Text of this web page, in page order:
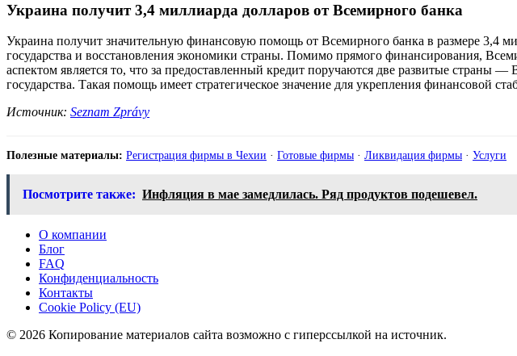
Украина получит 3,4 миллиарда долларов от Всемирного банка
Украина получит значительную финансовую помощь от Всемирного банка в размере 3,4
государства и восстановления экономики страны. Помимо прямого финансирования,
аспектом является то, что за предоставленный кредит поручаются две развитые страны
государства. Такая помощь имеет стратегическое значение для укрепления финансовой
Источник: Seznam Zprávy
Полезные материалы: Регистрация фирмы в Чехии · Готовые фирмы · Ликвидация фирмы · Услуги
Посмотрите также: Инфляция в мае замедлилась. Ряд продуктов подешевел.
О компании
Блог
FAQ
Конфиденциальность
Контакты
Cookie Policy (EU)
© 2026 Копирование материалов сайта возможно с гиперссылкой на источник.